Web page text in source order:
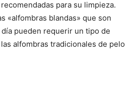
para su limpieza.
«alfombras blandas» que son
pueden requerir un tipo de
alfombras tradicionales de pelo